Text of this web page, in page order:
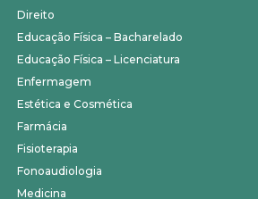
Direito
Educação Física – Bacharelado
Educação Física – Licenciatura
Enfermagem
Estética e Cosmética
Farmácia
Fisioterapia
Fonoaudiologia
Medicina